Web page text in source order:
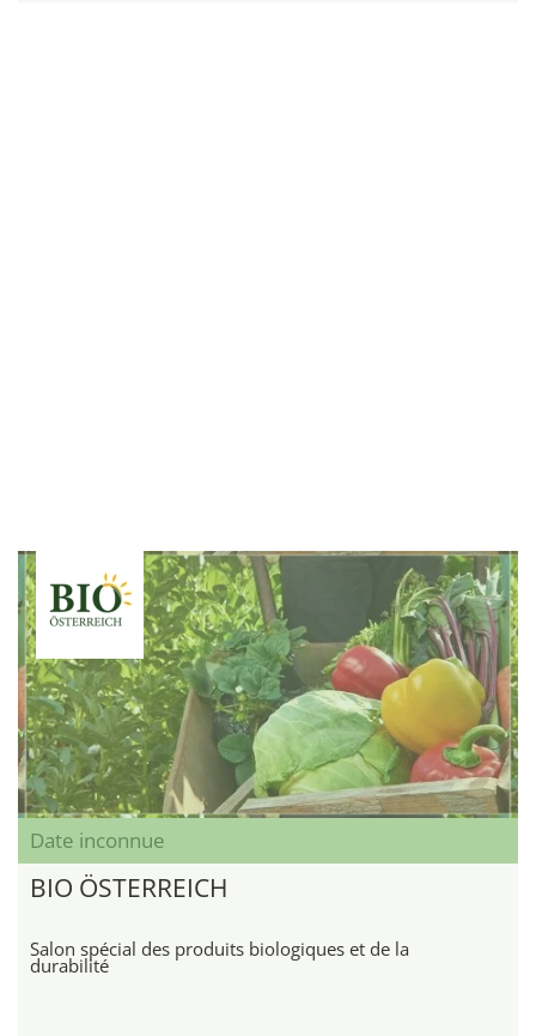
Date inconnue
BIO ÖSTERREICH
Salon spécial des produits biologiques et de la
durabilité